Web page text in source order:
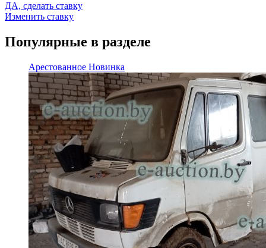
ДА, сделать ставку
Изменить ставку
Популярные в разделе
Арестованное Новинка